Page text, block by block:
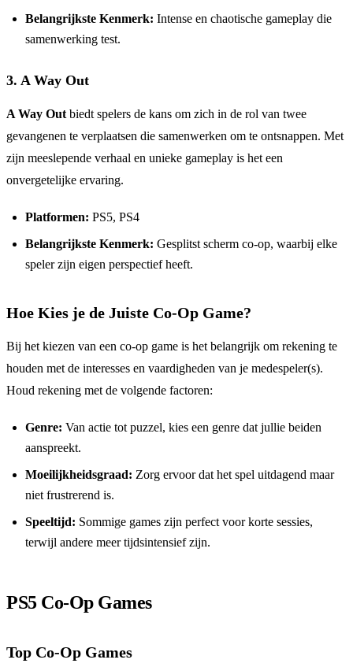
Belangrijkste Kenmerk: Intense en chaotische gameplay die
samenwerking test.
3. A Way Out
A Way Outbiedt spelers de kans om zich in de rol van twee
gevangenen te verplaatsen die samenwerken om te ontsnappen. Met
zijn meeslepende verhaal en unieke gameplay is het een
onvergetelijke ervaring.
Platformen: PS5, PS4
Belangrijkste Kenmerk: Gesplitst scherm co-op, waarbij elke
speler zijn eigen perspectief heeft.
Hoe Kies je de Juiste Co-Op Game?
Bij het kiezen van een co-op game is het belangrijk om rekening te
houden met de interesses en vaardigheden van je medespeler(s).
Houd rekening met de volgende factoren:
Genre: Van actie tot puzzel, kies een genre dat jullie beiden
aanspreekt.
Moeilijkheidsgraad: Zorg ervoor dat het spel uitdagend maar
niet frustrerend is.
Speeltijd: Sommige games zijn perfect voor korte sessies,
terwijl andere meer tijdsintensief zijn.
PS5 Co-Op Games
Top Co-Op Games